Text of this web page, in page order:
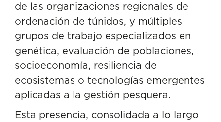
de las organizaciones regionales de
ordenación de túnidos, y múltiples
grupos de trabajo especializados en
genética, evaluación de poblaciones,
socioeconomía, resiliencia de
ecosistemas o tecnologías emergentes
aplicadas a la gestión pesquera.
Esta presencia, consolidada a lo largo